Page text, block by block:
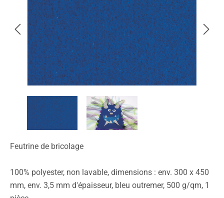
Feutrine de bricolage
100% polyester, non lavable, dimensions : env. 300 x 450
mm, env. 3,5 mm d'épaisseur, bleu outremer, 500 g/qm, 1